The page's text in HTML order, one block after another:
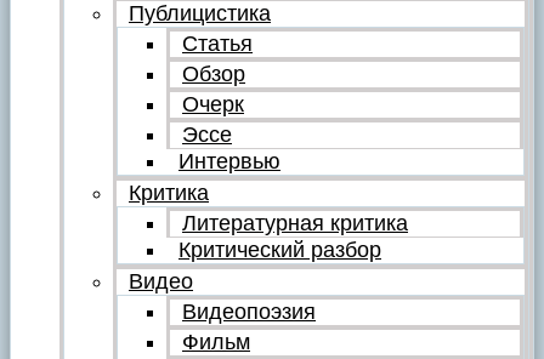
Публицистика
Статья
Обзор
Очерк
Эссе
Интервью
Критика
Литературная критика
Критический разбор
Видео
Видеопоэзия
Фильм